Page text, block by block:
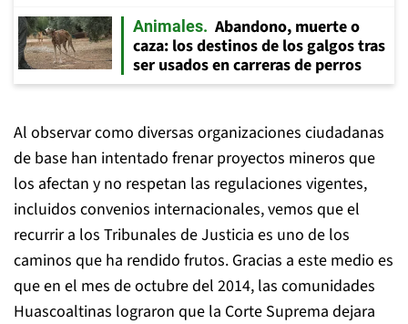
Animales
Abandono, muerte o
caza: los destinos de los galgos tras
ser usados en carreras de perros
Al observar como diversas organizaciones ciudadanas
de base han intentado frenar proyectos mineros que
los afectan y no respetan las regulaciones vigentes,
incluidos convenios internacionales, vemos que el
recurrir a los Tribunales de Justicia es uno de los
caminos que ha rendido frutos. Gracias a este medio es
que en el mes de octubre del 2014, las comunidades
Huascoaltinas lograron que la Corte Suprema dejara